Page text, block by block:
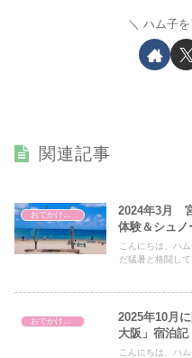
ハム子
関連記事
おでかけ・アウトドア・旅行
2024年3月
体験＆シュノ
こんにちは、ハ
だ猛暑と格闘し
おでかけ・アウトドア・旅行
2025年10月
大阪」宿泊記
こんにちは、ハ